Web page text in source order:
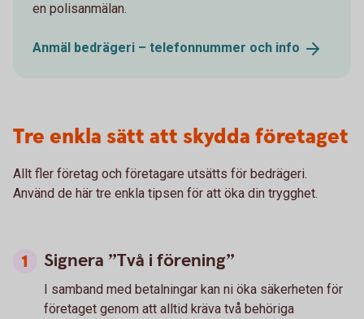
en polisanmälan.
Anmäl bedrägeri – telefonnummer och info
Tre enkla sätt att skydda företaget
Allt fler företag och företagare utsätts för bedrägeri.
Använd de här tre enkla tipsen för att öka din trygghet.
Signera ”Två i förening”
I samband med betalningar kan ni öka säkerheten för
företaget genom att alltid kräva två behöriga